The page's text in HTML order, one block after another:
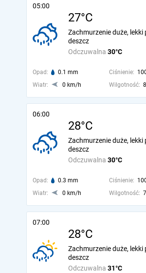
05:00
27°C
Odczuwalna 30°C
Zachmurzenie duże, lekki
deszcz
Opad: 0.1 mm Ciśnienie:
Wiatr:
0 km/h Wilgotność:
06:00
28°C
Odczuwalna 30°C
Zachmurzenie duże, lekki
deszcz
Opad: 0.3 mm Ciśnienie:
Wiatr:
0 km/h Wilgotność:
07:00
28°C
Odczuwalna 31°C
Zachmurzenie duże, lekki
deszcz